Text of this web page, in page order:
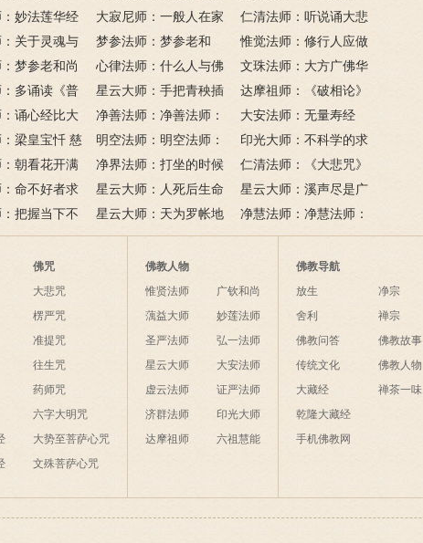
》更好吗？
话解
《楞严经》浅译
妙法莲华经
大寂尼师：一般人在家
里可以读诵《地藏经》
吗？
仁清法师：听说诵大悲
咒对鬼不好，请法师开
示
关于灵魂与
相
梦参法师：梦参老和
尚：金刚经
惟觉法师：修行人应做
到的三大精进
梦参老和尚
经
心律法师：什么人与佛
有缘？
文珠法师：大方广佛华
严经
多诵读《普
地藏经》
星云大师：手把青秧插
满田，低头便见水中天；
六根清净方为道，退步原
来是向前。
达摩祖师：《破相论》
原文
诵心经比大
吗
净善法师：净善法师：
看风水与算命能否改变命
运？
大安法师：无量寿经
梁皇宝忏 慈
明空法师：明空法师：
《心经》中的般若智慧
印光大师：不科学的求
子秘方，但是很灵验
朝看花开满
花落树还空；
间事，花与人
净界法师：打坐的时候
该怎么念佛？
仁清法师：《大悲咒》
的九种世间利益
命不好者求
有个简单方
星云大师：人死后生命
是怎样的？
星云大师：溪声尽是广
长舌，山色无非清净身；
夜来八万四千偈，他日如
何举似人？
把握当下不
星云大师：天为罗帐地
为毡，日月星辰伴我眠；
夜间不敢长伸足，恐怕踏
破海底天。
净慧法师：净慧法师：
《妙法莲华经》浅释
佛咒
大悲咒
楞严咒
准提咒
往生咒
药师咒
六字大明咒
大势至菩萨心咒
文殊菩萨心咒
佛教人物
惟贤法师
蕅益大师
圣严法师
星云大师
虚云法师
济群法师
达摩祖师
广钦和尚
妙莲法师
弘一法师
大安法师
证严法师
印光大师
六祖慧能
佛教导航
放生
舍利
佛教问答
传统文化
大藏经
乾隆大藏经
手机佛教网
净宗
禅宗
佛教故事
佛教人物
禅茶一味